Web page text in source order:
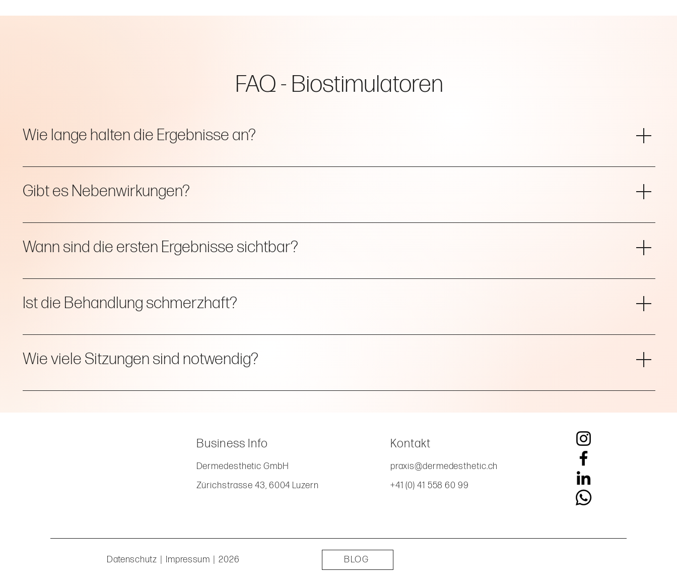
FAQ - Biostimulatoren
Wie lange halten die Ergebnisse an?
Das Ergebnis hält in der Regel bis zu 3 Jahren an, abhängig von der individuellen Kollagenproduktion und der Pflege.
Gibt es Nebenwirkungen?
Leichte Schwellungen, Rötungen oder blaue Flecken können auftreten, klingen jedoch meist innerhalb weniger Tage ab.
Wann sind die ersten Ergebnisse sichtbar?
Die Verbesserung entwickelt sich über 6 bis 12 Wochen, während das Kollagenwachstum angeregt wird.
Ist die Behandlung schmerzhaft?
Die Behandlung wird von den meisten Patientinnen und Patienten gut vertragen. Bei Bedarf kann eine Betäubungscreme oder ein Lokalanästhetikum verwendet werden.
Wie viele Sitzungen sind notwendig?
In der Regel werden 3-4 Sitzungen im Abstand von 4-6 Wochen empfohlen, um ein optimalese Ergebnis zu erzielen.
Business Info
Dermedesthetic GmbH
Zürichstrasse 43, 6004 Luzern
Kontakt
praxis@dermedesthetic.ch
+41 (0) 41 558 60 99
Datenschutz Impressum | 2026 BLOG